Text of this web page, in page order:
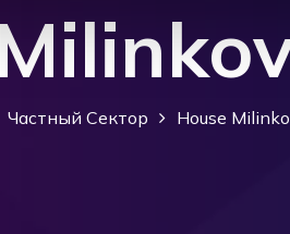
Частный Сектор House